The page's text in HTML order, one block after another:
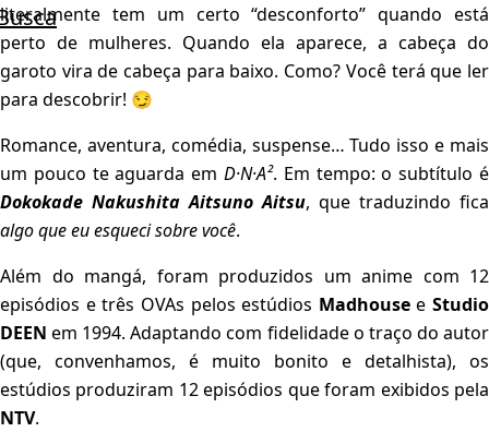
literalmente tem um certo “desconforto” quando está
perto de mulheres. Quando ela aparece, a cabeça do
garoto vira de cabeça para baixo. Como? Você terá que ler
para descobrir! 😏
Romance, aventura, comédia, suspense… Tudo isso e mais
um pouco te aguarda em D·N·A². Em tempo: o subtítulo é
Dokokade Nakushita Aitsuno Aitsu, que traduzindo fica
algo que eu esqueci sobre você.
Além do mangá, foram produzidos um anime com 12
episódios e três OVAs pelos estúdios Madhousee Studio
DEEN em 1994. Adaptando com fidelidade o traço do autor
(que, convenhamos, é muito bonito e detalhista), os
estúdios produziram 12 episódios que foram exibidos pela
NTV.